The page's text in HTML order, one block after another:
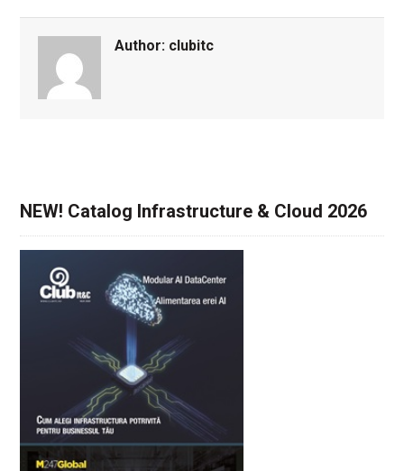
Author: clubitc
NEW! Catalog Infrastructure & Cloud 2026